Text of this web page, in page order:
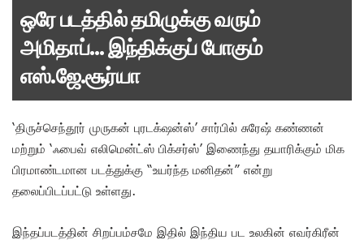
ஒரே படத்தில் தமிழுக்கு வரும்
அமிதாப்… இந்திக்குப் போகும்
எஸ்.ஜே.சூர்யா
‘திருச்செந்தூர் முருகன் புரடக்‌ஷன்ஸ்’ சார்பில் சுரேஷ் கண்ணன்
மற்றும் ‘ஃபைவ் எலிமென்ட்ஸ் பிக்சர்ஸ்’ இணைந்து தயாரிக்கும் மிக
பிரமாண்டமான படத்துக்கு “உயர்ந்த மனிதன்” என்று
தலைப்பிடப்பட்டு உள்ளது.
இந்தப்படத்தின் சிறப்பம்சமே இதில் இந்திய பட உலகின் எவர்கிரீன்